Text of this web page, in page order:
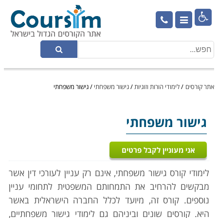

אתר קורסים /לימודי הורות וזוגיות/גישור משפחתי /גישור משפחתי
גישור משפחתי
אני מעוניין לקבל פרטים
לימודי קורס גישור משפחתי, אינם רק עניין לעורכי דין אשר
מבקשים להרחיב את התמחותם המשפטית לתחומי עניין
נוספים. קורס זה, מיועד לכלל החברה הישראלית באשר
היא. קורסים שונים וביניהם גם לימודי גישור משפחתיים,